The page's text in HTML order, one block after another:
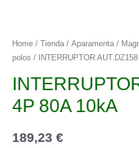
Home / Tienda / Aparamenta /
polos / INTERRUPTOR
4P 80A 10kA
189,23 €